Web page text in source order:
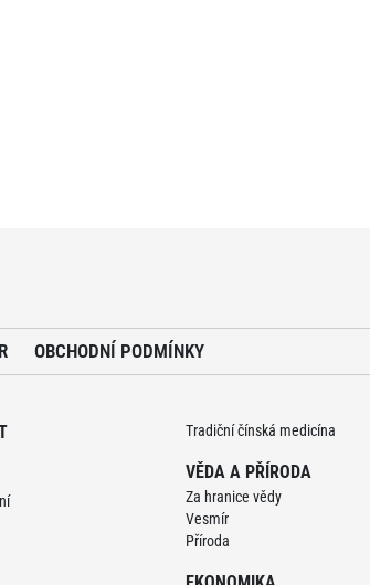
OBCHODNÍ PODMÍNKY
Tradiční čínská medicína
VĚDA A PŘÍRODA
Za hranice vědy
Vesmír
Příroda